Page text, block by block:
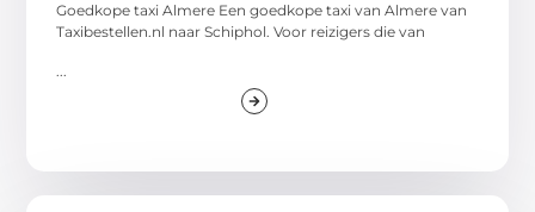
Goedkope taxi Almere Een goedkope taxi van Almere van
Taxibestellen.nl naar Schiphol. Voor reizigers die van